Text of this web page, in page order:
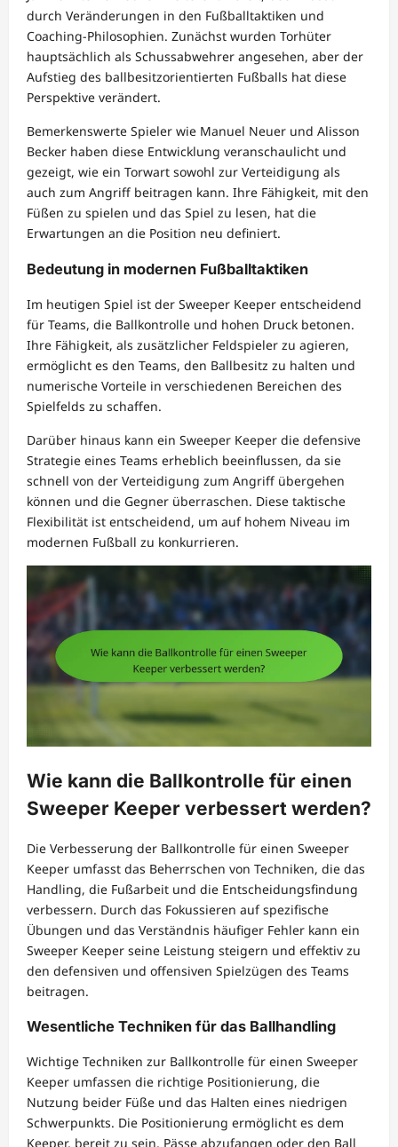
durch Veränderungen in den Fußballtaktiken und
Coaching-Philosophien. Zunächst wurden Torhüter
hauptsächlich als Schussabwehrer angesehen, aber der
Aufstieg des ballbesitzorientierten Fußballs hat diese
Perspektive verändert.
Bemerkenswerte Spieler wie Manuel Neuer und Alisson
Becker haben diese Entwicklung veranschaulicht und
gezeigt, wie ein Torwart sowohl zur Verteidigung als
auch zum Angriff beitragen kann. Ihre Fähigkeit, mit den
Füßen zu spielen und das Spiel zu lesen, hat die
Erwartungen an die Position neu definiert.
Bedeutung in modernen Fußballtaktiken
Im heutigen Spiel ist der Sweeper Keeper entscheidend
für Teams, die Ballkontrolle und hohen Druck betonen.
Ihre Fähigkeit, als zusätzlicher Feldspieler zu agieren,
ermöglicht es den Teams, den Ballbesitz zu halten und
numerische Vorteile in verschiedenen Bereichen des
Spielfelds zu schaffen.
Darüber hinaus kann ein Sweeper Keeper die defensive
Strategie eines Teams erheblich beeinflussen, da sie
schnell von der Verteidigung zum Angriff übergehen
können und die Gegner überraschen. Diese taktische
Flexibilität ist entscheidend, um auf hohem Niveau im
modernen Fußball zu konkurrieren.
Wie kann die Ballkontrolle für einen
Sweeper Keeper verbessert werden?
Die Verbesserung der Ballkontrolle für einen Sweeper
Keeper umfasst das Beherrschen von Techniken, die das
Handling, die Fußarbeit und die Entscheidungsfindung
verbessern. Durch das Fokussieren auf spezifische
Übungen und das Verständnis häufiger Fehler kann ein
Sweeper Keeper seine Leistung steigern und effektiv zu
den defensiven und offensiven Spielzügen des Teams
beitragen.
Wesentliche Techniken für das Ballhandling
Wichtige Techniken zur Ballkontrolle für einen Sweeper
Keeper umfassen die richtige Positionierung, die
Nutzung beider Füße und das Halten eines niedrigen
Schwerpunkts. Die Positionierung ermöglicht es dem
Keeper, bereit zu sein, Pässe abzufangen oder den Ball